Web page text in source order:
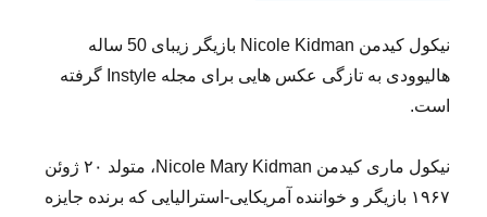
نیکول کیدمن Nicole Kidman بازیگر زیبای 50 ساله
هالیوودی به تازگی عکس هایی برای مجله Instyle گرفته
است.
نیکول ماری کیدمن Nicole Mary Kidman، متولد ۲۰ ژوئن
۱۹۶۷ بازیگر و خواننده آمریکایی-استرالیایی که برنده جایزه